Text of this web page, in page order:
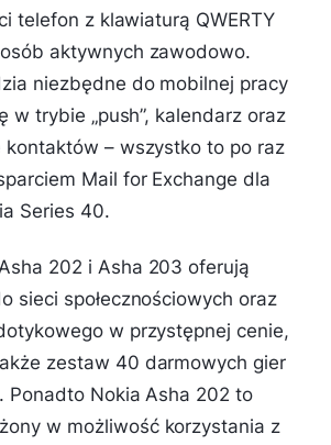
telefon z klawiaturą QWERTY
aktywnych zawodowo.
niezbędne do mobilnej pracy
w trybie „push”, kalendarz oraz
kontaktów – wszystko to po raz
Mail for Exchange dla
Series 40.
202 i Asha 203 oferują
sieci społecznościowych oraz
w przystępnej cenie,
zestaw 40 darmowych gier
Ponadto Nokia Asha 202 to
w możliwość korzystania z